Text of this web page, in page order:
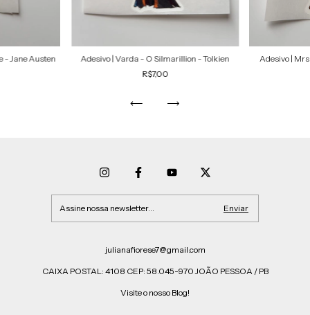
- Jane Austen
Adesivo | Varda - O Silmarillion - Tolkien
R$7,00
Adesivo |
julianafiorese7@gmail.com
CAIXA POSTAL: 4108 CEP: 58.045-970 JOÃO PESSOA / PB
Visite o nosso Blog!